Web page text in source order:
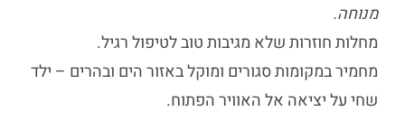
מנוחה.
מחלות חוזרות שלא מגיבות טוב לטיפול רגיל.
מחמיר במקומות סגורים ומוקל באזור הים ובהרים – ילד
שחי על יציאה אל האוויר הפתוח.